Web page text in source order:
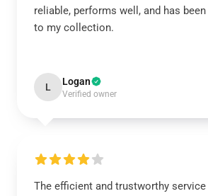
reliable, performs well, and has
to my collection.
L Logan
Verified owner
The efficient and trustworthy